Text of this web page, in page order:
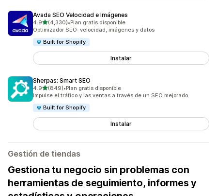
Avada SEO Velocidad e Imágenes
4.9de 5 estrellas
(4,330)
4330 reseñas en total
•Plan gratis disponible
Optimizador SEO: velocidad, imágenes y datos
Built for Shopify
Instalar
Sherpas: Smart SEO
4.9de 5 estrellas
(849)
849 reseñas en total
•Plan gratis disponible
Impulse el tráfico y las ventas a través de un SEO mejorado.
Built for Shopify
Instalar
Gestión de tiendas
Gestiona tu negocio sin problemas con
herramientas de seguimiento, informes y